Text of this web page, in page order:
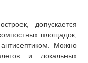
допускается
площадок,
Можно
и локальных